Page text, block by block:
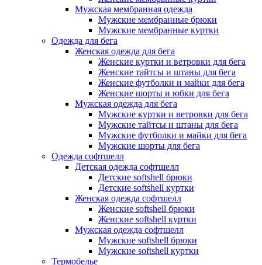
Мужская мембранная одежда
Мужские мембранные брюки
Мужские мембранные куртки
Одежда для бега
Женская одежда для бега
Женские куртки и ветровки для бега
Женские тайтсы и штаны для бега
Женские футболки и майки для бега
Женские шорты и юбки для бега
Мужская одежда для бега
Мужские куртки и ветровки для бега
Мужские тайтсы и штаны для бега
Мужские футболки и майки для бега
Мужские шорты для бега
Одежда софтшелл
Детская одежда софтшелл
Детские softshell брюки
Детские softshell куртки
Женская одежда софтшелл
Женские softshell брюки
Женские softshell куртки
Мужская одежда софтшелл
Мужские softshell брюки
Мужские softshell куртки
Термобелье